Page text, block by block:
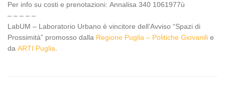
Per info su costi e prenotazioni: Annalisa 340 1061977ù
– – – – –
LabUM – Laboratorio Urbano è vincitore dell’Avviso “Spazi di
Prossimità” promosso dalla Regione Puglia – Politiche Giovanili e
da ARTI Puglia